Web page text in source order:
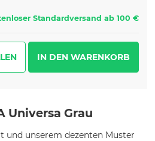
Standardversand ab 100 €
Universa Grau
unserem dezenten Muster